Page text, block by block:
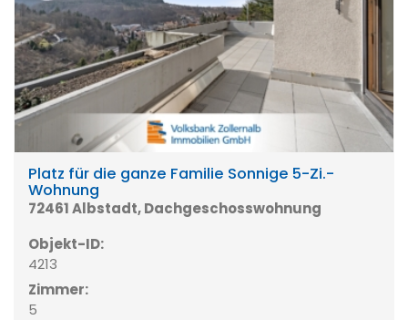
Platz für die ganze Familie Sonnige 5-Zi.-
Wohnung
72461 Albstadt, Dachgeschosswohnung
Objekt-ID:
4213
Zimmer:
5